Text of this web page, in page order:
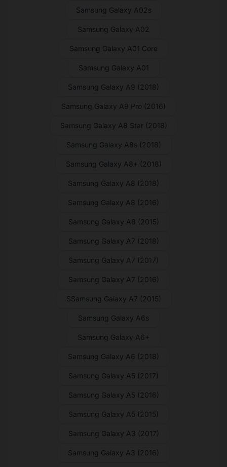
Samsung Galaxy A02s
Samsung Galaxy A02
Samsung Galaxy A01 Core
Samsung Galaxy A01
Samsung Galaxy A9 (2018)
Samsung Galaxy A9 Pro (2016)
Samsung Galaxy A8 Star (2018)
Samsung Galaxy A8s (2018)
Samsung Galaxy A8+ (2018)
Samsung Galaxy A8 (2018)
Samsung Galaxy A8 (2016)
Samsung Galaxy A8 (2015)
Samsung Galaxy A7 (2018)
Samsung Galaxy A7 (2017)
Samsung Galaxy A7 (2016)
SSamsung Galaxy A7 (2015)
Samsung Galaxy A6s
Samsung Galaxy A6+
Samsung Galaxy A6 (2018)
Samsung Galaxy A5 (2017)
Samsung Galaxy A5 (2016)
Samsung Galaxy A5 (2015)
Samsung Galaxy A3 (2017)
Samsung Galaxy A3 (2016)